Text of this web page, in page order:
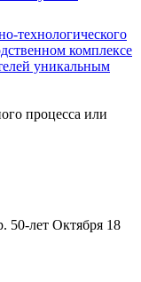
технологического
комплексе
уникальным
процесса или
50-лет Октября 18